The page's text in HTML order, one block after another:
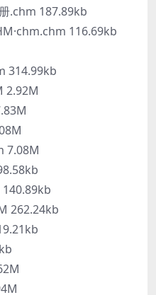
.chm 187.89kb
116.69kb
314.99kb
2.92M
7.08M
262.24kb